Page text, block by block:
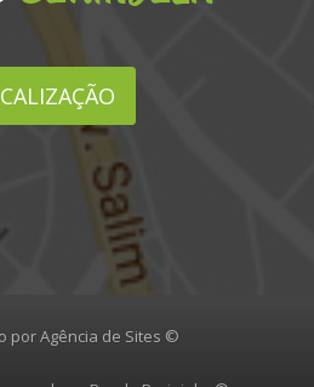
por Agência de Sites ©